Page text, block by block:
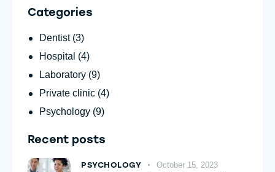
Categories
Dentist(3)
Hospital (4)
Laboratory (9)
Private clinic (4)
Psychology (9)
Recent posts
PSYCHOLOGY October 15, 2023